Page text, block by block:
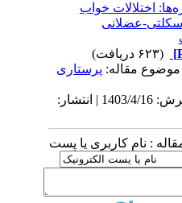
اختلالات خواب
عضلانی
مقاله:پرستاری
دریافت: 1402/5/31 | پذیرش: 1403/4/16 | انتشار:
: نام کاربری یا پست